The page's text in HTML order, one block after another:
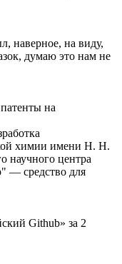
наверное, на виду,
думаю это нам не
на
химии имени Н. Н.
научного центра
— средство для
Github» за 2